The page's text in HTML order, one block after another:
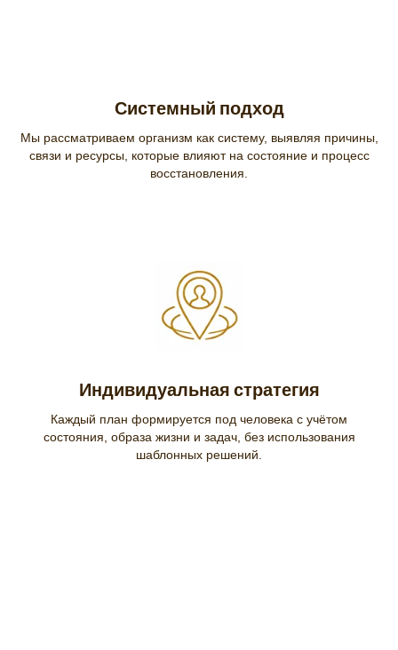
Системный подход
Мы рассматриваем организм как систему, выявляя причины,
связи и ресурсы, которые влияют на состояние и процесс
восстановления.
Индивидуальная стратегия
Каждый план формируется под человека с учётом
состояния, образа жизни и задач, без использования
шаблонных решений.